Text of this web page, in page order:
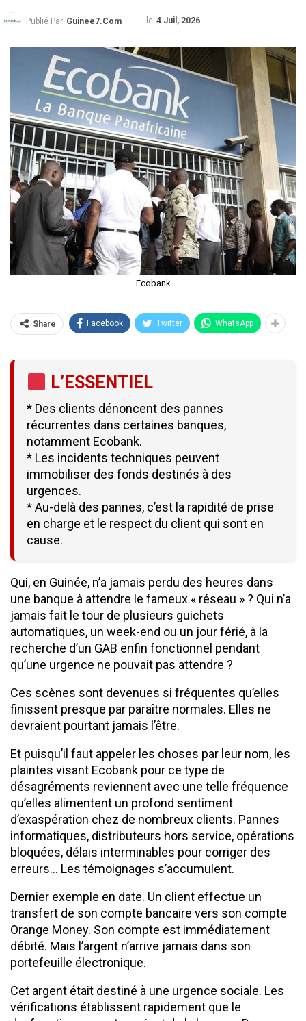
Publié Par Guinee7.com le 4 Juil, 2026
Ecobank
Share Facebook Twitter WhatsApp
L’ESSENTIEL
* Des clients dénoncent des pannes
récurrentes dans certaines banques,
notamment Ecobank.
* Les incidents techniques peuvent
immobiliser des fonds destinés à des
urgences.
* Au-delà des pannes, c’est la rapidité de prise
en charge et le respect du client qui sont en
cause.
Qui, en Guinée, n’a jamais perdu des heures dans
une banque à attendre le fameux « réseau » ? Qui n’a
jamais fait le tour de plusieurs guichets
automatiques, un week-end ou un jour férié, à la
recherche d’un GAB enfin fonctionnel pendant
qu’une urgence ne pouvait pas attendre ?
Ces scènes sont devenues si fréquentes qu’elles
finissent presque par paraître normales. Elles ne
devraient pourtant jamais l’être.
Et puisqu’il faut appeler les choses par leur nom, les
plaintes visant Ecobank pour ce type de
désagréments reviennent avec une telle fréquence
qu’elles alimentent un profond sentiment
d’exaspération chez de nombreux clients. Pannes
informatiques, distributeurs hors service, opérations
bloquées, délais interminables pour corriger des
erreurs… Les témoignages s’accumulent.
Dernier exemple en date. Un client effectue un
transfert de son compte bancaire vers son compte
Orange Money. Son compte est immédiatement
débité. Mais l’argent n’arrive jamais dans son
portefeuille électronique.
Cet argent était destiné à une urgence sociale. Les
vérifications établissent rapidement que le